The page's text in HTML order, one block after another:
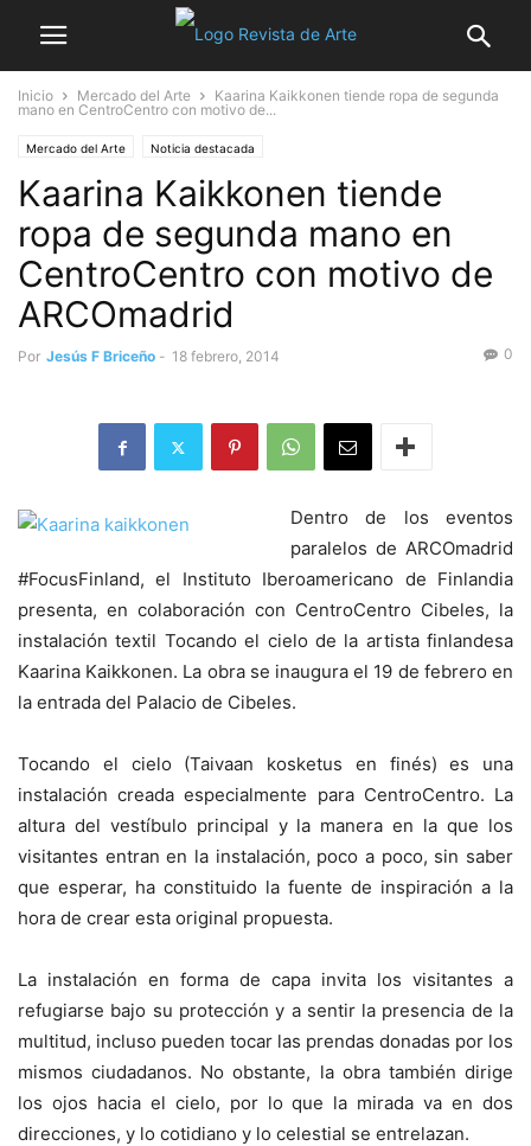
Inicio Mercado del Arte
Kaarina Kaikkonen tiende ropa de segunda
mano en CentroCentro con motivo de...
Mercado del Arte Noticia destacada
Kaarina Kaikkonen tiende
ropa de segunda mano en
CentroCentro con motivo de
ARCOmadrid
Por Jesús F Briceño - 18 febrero, 2014 0
Dentro de los eventos
paralelos de ARCOmadrid
#FocusFinland, el Instituto Iberoamericano de Finlandia
presenta, en colaboración con CentroCentro Cibeles, la
instalación textil Tocando el cielo de la artista finlandesa
Kaarina Kaikkonen. La obra se inaugura el 19 de febrero en
la entrada del Palacio de Cibeles.
Tocando el cielo (Taivaan kosketus en finés) es una
instalación creada especialmente para CentroCentro. La
altura del vestíbulo principal y la manera en la que los
visitantes entran en la instalación, poco a poco, sin saber
que esperar, ha constituido la fuente de inspiración a la
hora de crear esta original propuesta.
La instalación en forma de capa invita los visitantes a
refugiarse bajo su protección y a sentir la presencia de la
multitud, incluso pueden tocar las prendas donadas por los
mismos ciudadanos. No obstante, la obra también dirige
los ojos hacia el cielo, por lo que la mirada va en dos
direcciones, y lo cotidiano y lo celestial se entrelazan.